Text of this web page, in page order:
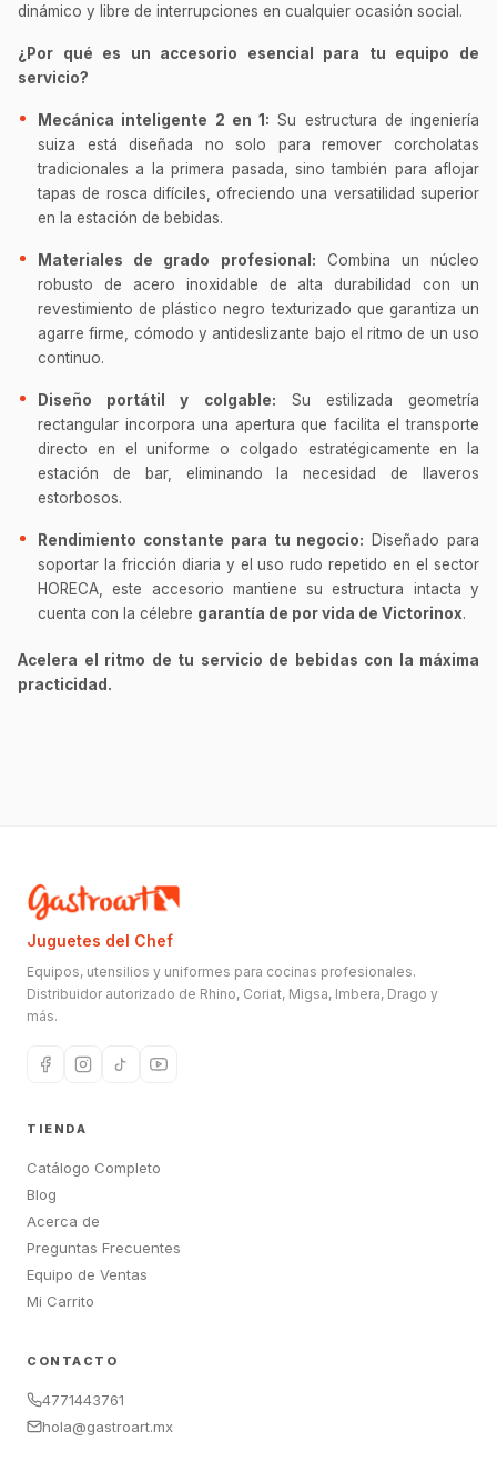
dinámico y libre de interrupciones en cualquier ocasión social.
¿Por qué es un accesorio esencial para tu equipo de
servicio?
Mecánica inteligente 2 en 1: Su estructura de ingeniería
suiza está diseñada no solo para remover corcholatas
tradicionales a la primera pasada, sino también para aflojar
tapas de rosca difíciles, ofreciendo una versatilidad superior
en la estación de bebidas.
Materiales de grado profesional: Combina un núcleo
robusto de acero inoxidable de alta durabilidad con un
revestimiento de plástico negro texturizado que garantiza un
agarre firme, cómodo y antideslizante bajo el ritmo de un uso
continuo.
Diseño portátil y colgable: Su estilizada geometría
rectangular incorpora una apertura que facilita el transporte
directo en el uniforme o colgado estratégicamente en la
estación de bar, eliminando la necesidad de llaveros
estorbosos.
Rendimiento constante para tu negocio: Diseñado para
soportar la fricción diaria y el uso rudo repetido en el sector
HORECA, este accesorio mantiene su estructura intacta y
cuenta con la célebre garantía de por vida de Victorinox.
Acelera el ritmo de tu servicio de bebidas con la máxima
practicidad.
Juguetes del Chef
Equipos, utensilios y uniformes para cocinas profesionales.
Distribuidor autorizado de Rhino, Coriat, Migsa, Imbera, Drago y
más.
TIENDA
Catálogo Completo
Blog
Acerca de
Preguntas Frecuentes
Equipo de Ventas
Mi Carrito
CONTACTO
4771443761
hola@gastroart.mx